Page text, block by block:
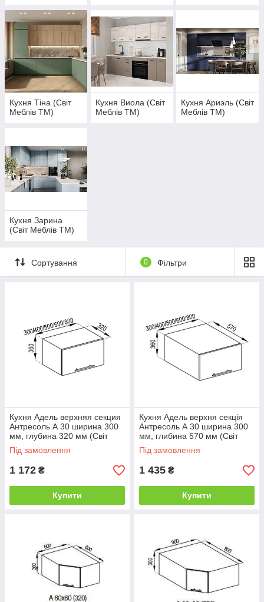
Кухня Тіна (Світ
Меблів ТМ)
Кухня Виола (Світ
Меблів ТМ)
Кухня Ариэль (Світ
Меблів ТМ)
Кухня Зарина
(Світ Меблів ТМ)
Сортування 0 Фільтри
Кухня Адель верхняя секция
Антресоль А 30 ширина 300
мм, глубина 320 мм (Світ
Меблів ТМ)
Під замовлення
1 172 ₴
Купити
Кухня Адель верхня секція
Антресоль А 30 ширина 300
мм, глибина 570 мм (Світ
Меблів ТМ)
Під замовлення
1 435 ₴
Купити